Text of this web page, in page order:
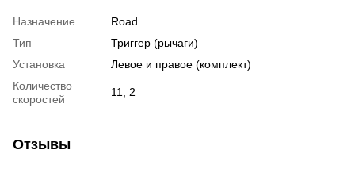
Назначение
Road
Тип
Триггер (рычаги)
Установка
Левое и правое (комплект)
Количество
скоростей
11, 2
Отзывы